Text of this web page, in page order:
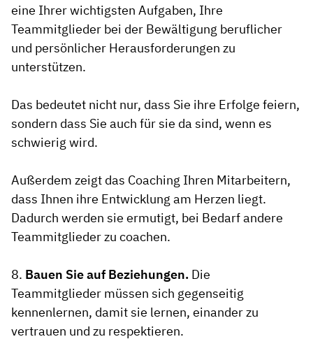
eine Ihrer wichtigsten Aufgaben, Ihre
Teammitglieder bei der Bewältigung beruflicher
und persönlicher Herausforderungen zu
unterstützen.
Das bedeutet nicht nur, dass Sie ihre Erfolge feiern,
sondern dass Sie auch für sie da sind, wenn es
schwierig wird.
Außerdem zeigt das Coaching Ihren Mitarbeitern,
dass Ihnen ihre Entwicklung am Herzen liegt.
Dadurch werden sie ermutigt, bei Bedarf andere
Teammitglieder zu coachen.
8. Bauen Sie auf Beziehungen. Die
Teammitglieder müssen sich gegenseitig
kennenlernen, damit sie lernen, einander zu
vertrauen und zu respektieren.